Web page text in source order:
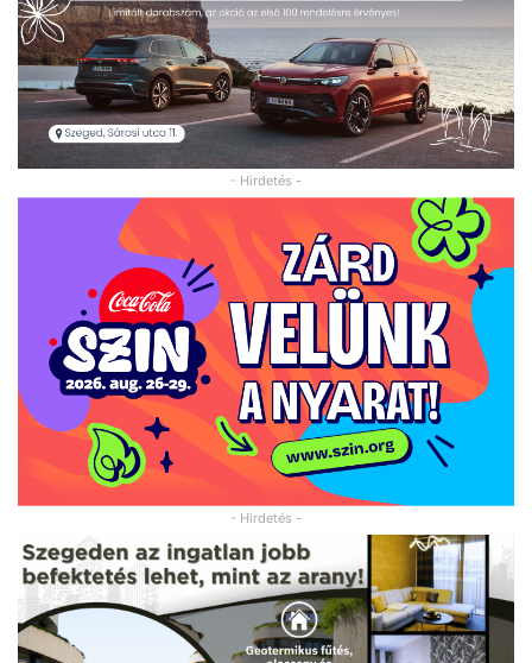
- Hirdetés -
- Hirdetés -